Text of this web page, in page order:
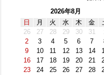
2026年8月
日
月 火 水 木 金
26
27 28 29 30 31
2
3 4 5 6 7
9
10 11 12 13 14
16
17 18 19 20 21
23
24 25 26 27 28